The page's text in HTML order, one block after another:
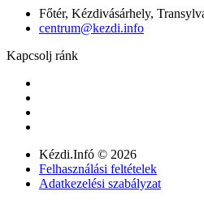
Főtér, Kézdivásárhely,
centrum@kezdi.info
Kapcsolj ránk
Kézdi.Infó © 2026
Felhasználási feltételek
Adatkezelési szabályzat